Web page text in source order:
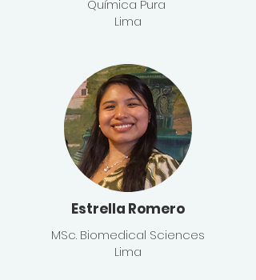
Química Pura
Lima
Estrella Romero
MSc. Biomedical Sciences
Lima